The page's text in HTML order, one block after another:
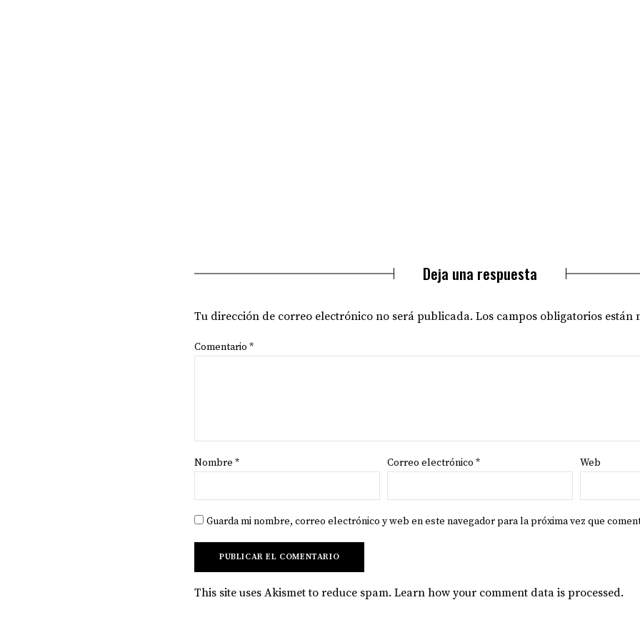
Deja una respuesta
Tu dirección de correo electrónico no será publicada. Los campos obligatorios están
Comentario *
Nombre * Correo electrónico * Web
Guarda mi nombre, correo electrónico y web en este navegador para la próxima vez que
This site uses Akismet to reduce spam. Learn how your comment data is processed.